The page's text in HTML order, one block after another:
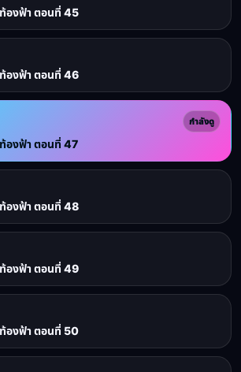
องฟ้า ตอนที่ 45
องฟ้า ตอนที่ 46
กำลังดู
องฟ้า ตอนที่ 47
องฟ้า ตอนที่ 48
องฟ้า ตอนที่ 49
องฟ้า ตอนที่ 50